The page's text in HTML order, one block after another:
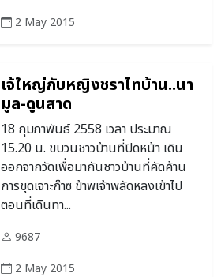
2 May 2015
เจ้ใหญ่กับหญิงชราไทบ้าน..นา
มูล-ดูนสาด
18 กุมภาพันธ์ 2558 เวลา ประมาณ
15.20 น. ขบวนชาวบ้านที่ปิดหน้า เดิน
ออกจากวัดเพื่อมากันชาวบ้านที่คัดค้าน
การขุดเจาะก๊าซ ข้าพเจ้าพลัดหลงเข้าไป
ตอนที่เดินทา...
9687
2 May 2015